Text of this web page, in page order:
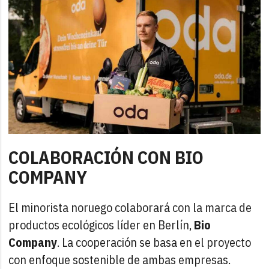
COLABORACIÓN CON BIO
COMPANY
El minorista noruego colaborará con la marca de
productos ecológicos líder en Berlín,Bio
Company. La cooperación se basa en el proyecto
con enfoque sostenible de ambas empresas.